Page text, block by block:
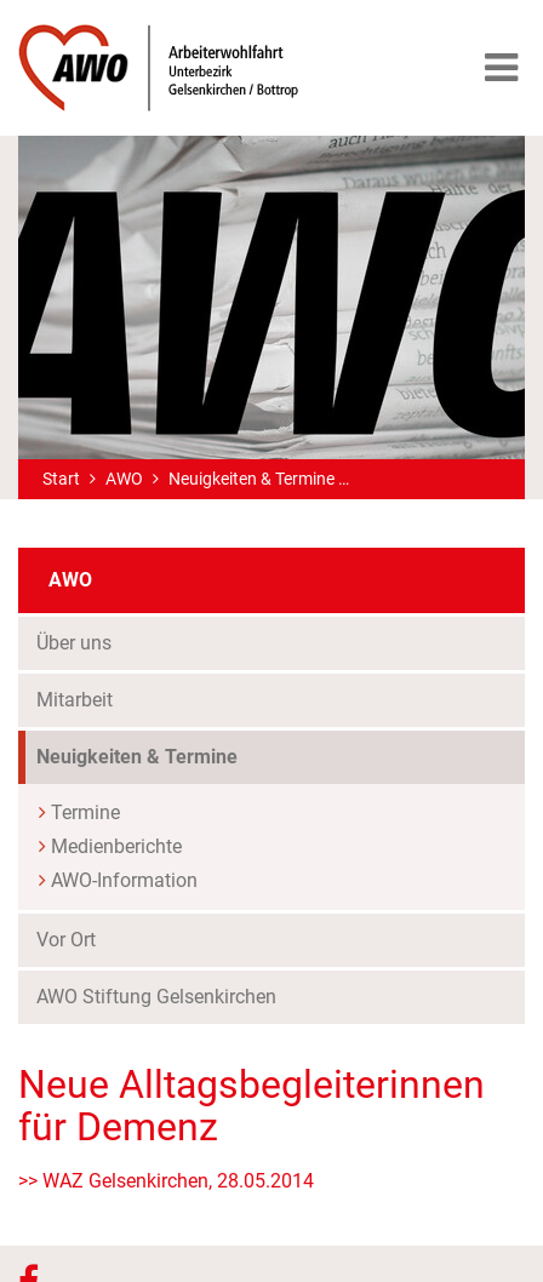
Start AWO Neuigkeiten & Termine
AWO
Über uns
Mitarbeit
Neuigkeiten & Termine
Termine
Medienberichte
AWO-Information
Vor Ort
AWO Stiftung Gelsenkirchen
Neue Alltagsbegleiterinnen
für Demenz
>> WAZ Gelsenkirchen, 28.05.2014